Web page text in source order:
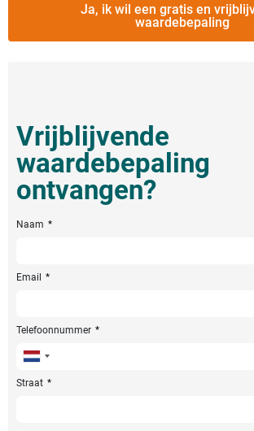
Ja, ik wil een gratis en
waardebepaling
Vrijblijvende
waardebepaling
ontvangen?
Naam
Email
Telefoonnummer
Netherlands
+31
Straat